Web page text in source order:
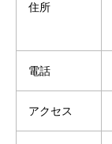
住所
電話
アクセス